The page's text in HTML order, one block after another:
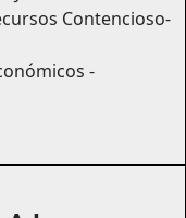
Contencioso-
-